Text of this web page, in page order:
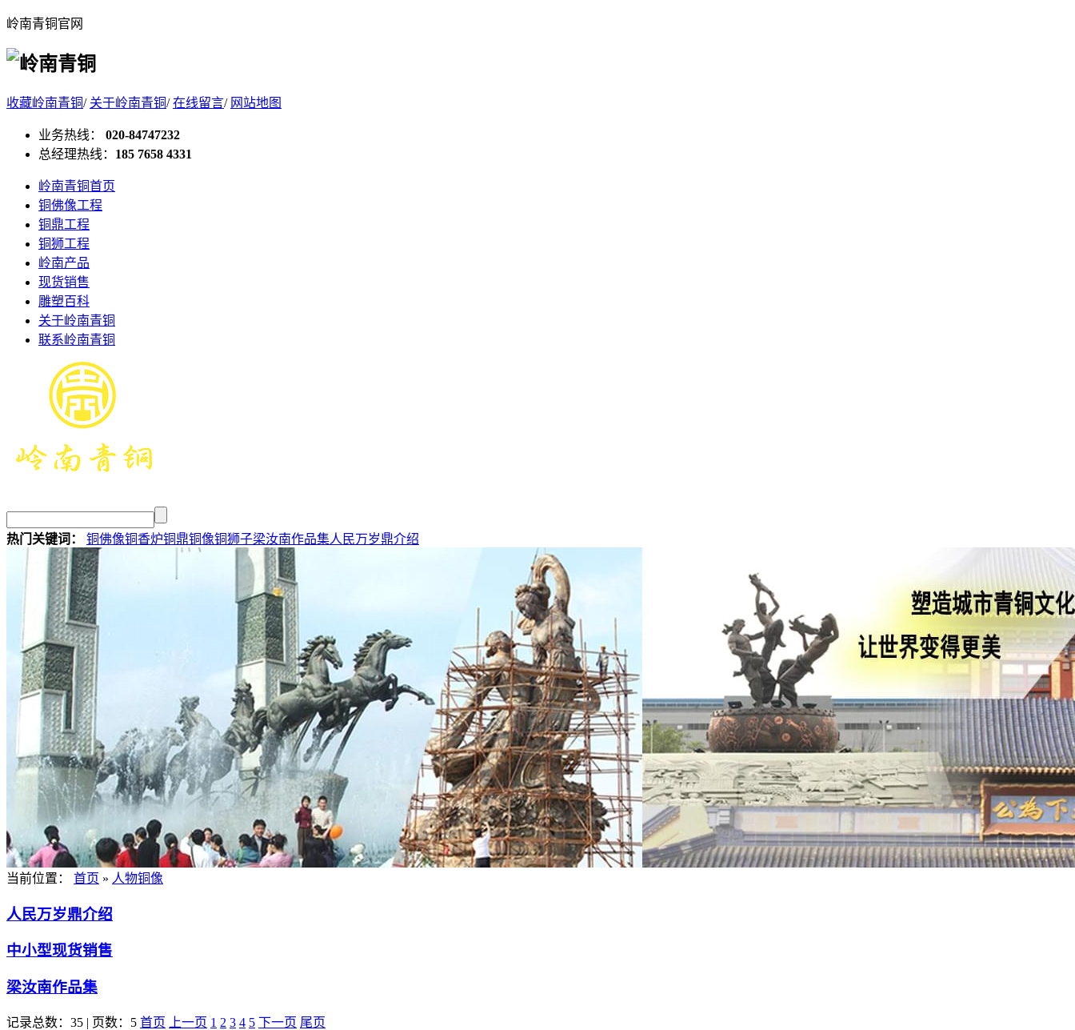
岭南青铜官网
收藏岭南青铜/ 关于岭南青铜/在线留言/ 网站地图
业务热线： 020-84747232
总经理热线： 185 7658 4331
岭南青铜首页
铜佛像工程
铜鼎工程
铜狮工程
岭南产品
现货销售
雕塑百科
关于岭南青铜
联系岭南青铜
热门关键词： 铜佛像铜香炉铜鼎铜像铜狮子梁汝南作品集人民万岁鼎介绍
当前位置： 首页 » 人物铜像
人民万岁鼎介绍
中小型现货销售
梁汝南作品集
记录总数：35 | 页数：5 首页 上一页 1 2 3 4 5 下一页 尾页